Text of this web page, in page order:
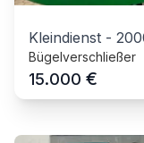
Kleindienst -
Bügelverschließer
15.000 €